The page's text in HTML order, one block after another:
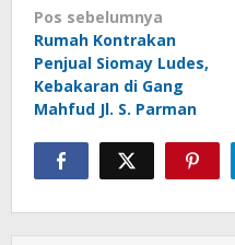
Navigasi
pos
Pos sebelumnya
Rumah Kontrakan
Penjual Siomay Ludes,
Kebakaran di Gang
Mahfud Jl. S. Parman